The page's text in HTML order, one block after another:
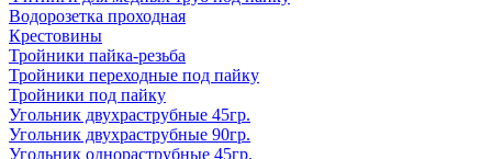
Водорозетка проходная
Крестовины
Тройники пайка-резьба
Тройники переходные под пайку
Тройники под пайку
Угольник двухраструбные 45гр.
Угольник двухраструбные 90гр.
Угольник однораструбные 45гр.